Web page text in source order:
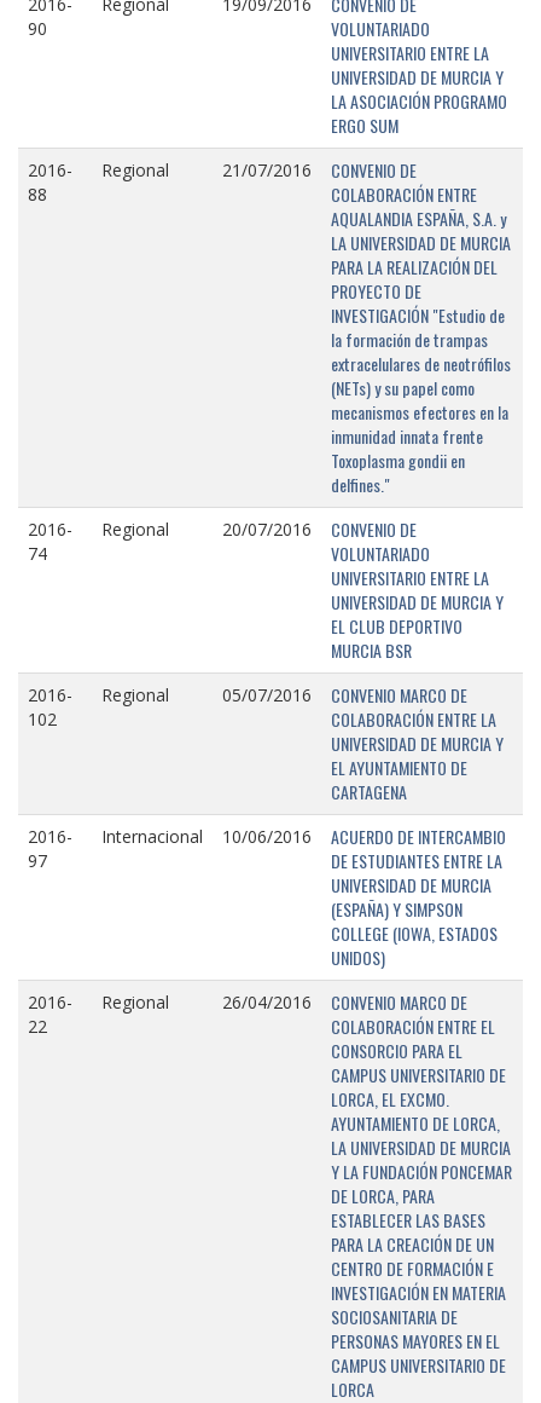
90
VOLUNTARIADO
UNIVERSITARIO ENTRE LA
UNIVERSIDAD DE MURCIA Y
LA ASOCIACIÓN PROGRAMO
ERGO SUM
2016-
88
Regional 21/07/2016
CONVENIO DE
COLABORACIÓN ENTRE
AQUALANDIA ESPAÑA, S.A. y
LA UNIVERSIDAD DE MURCIA
PARA LA REALIZACIÓN DEL
PROYECTO DE
INVESTIGACIÓN "Estudio de
la formación de trampas
extracelulares de neotrófilos
(NETs) y su papel como
mecanismos efectores en la
inmunidad innata frente
Toxoplasma gondii en
delfines."
2016-
74
Regional 20/07/2016
CONVENIO DE
VOLUNTARIADO
UNIVERSITARIO ENTRE LA
UNIVERSIDAD DE MURCIA Y
EL CLUB DEPORTIVO
MURCIA BSR
2016-
102
Regional 05/07/2016
CONVENIO MARCO DE
COLABORACIÓN ENTRE LA
UNIVERSIDAD DE MURCIA Y
EL AYUNTAMIENTO DE
CARTAGENA
2016-
97
Internacional 10/06/2016
ACUERDO DE INTERCAMBIO
DE ESTUDIANTES ENTRE LA
UNIVERSIDAD DE MURCIA
(ESPAÑA) Y SIMPSON
COLLEGE (IOWA, ESTADOS
UNIDOS)
2016-
22
Regional 26/04/2016
CONVENIO MARCO DE
COLABORACIÓN ENTRE EL
CONSORCIO PARA EL
CAMPUS UNIVERSITARIO DE
LORCA, EL EXCMO.
AYUNTAMIENTO DE LORCA,
LA UNIVERSIDAD DE MURCIA
Y LA FUNDACIÓN PONCEMAR
DE LORCA, PARA
ESTABLECER LAS BASES
PARA LA CREACIÓN DE UN
CENTRO DE FORMACIÓN E
INVESTIGACIÓN EN MATERIA
SOCIOSANITARIA DE
PERSONAS MAYORES EN EL
CAMPUS UNIVERSITARIO DE
LORCA